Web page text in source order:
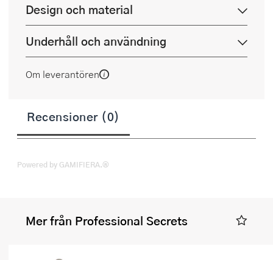
Design och material
Underhåll och användning
Om leverantören
Recensioner (0)
Powered by GAMIFIERA.®
Mer från Professional Secrets